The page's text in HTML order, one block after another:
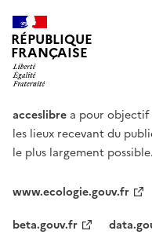
RÉPUBLIQUE
FRANÇAISE
acceslibre a pour objectif
les lieux recevant du
le plus largement possible.
www.ecologie.gouv.fr
beta.gouv.fr